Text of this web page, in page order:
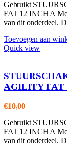
Gebruikt
FAT 12 INCH A
van dit onderdeel.
Toevoegen aan
Quick view
AGILITY FAT
€10,00
Gebruikt
FAT 12 INCH A
van dit onderdeel.